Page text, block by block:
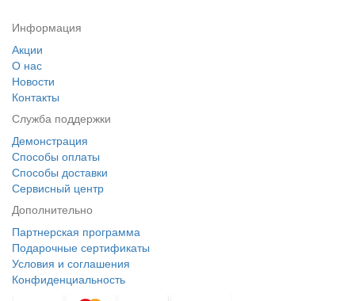
Информация
Акции
О нас
Новости
Контакты
Служба поддержки
Демонстрация
Способы оплаты
Способы доставки
Сервисный центр
Дополнительно
Партнерская программа
Подарочные сертификаты
Условия и соглашения
Конфиденциальность